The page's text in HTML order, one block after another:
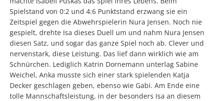
Spielstand von 0:2 und 4:6 Punktstand erzwang sie ein
Zeitspiel gegen die Abwehrspielerin Nura Jensen. Noch nie
gespielt, drehte Isa dieses Duell um und nahm Nura Jensen
diesen Satz, und sogar das ganze Spiel noch ab. Clever und
nervenstark, diese Leistung. Das lief dann wirklich wie am
Schnürchen. Lediglich Katrin Dornemann unterlag Sabine
Weichel, Anka musste sich einer stark spielenden Katja
Decker geschlagen geben, ebenso wie Gabi. Am Ende eine
tolle Mannschaftsleistung, in der besonders Isa an diesem